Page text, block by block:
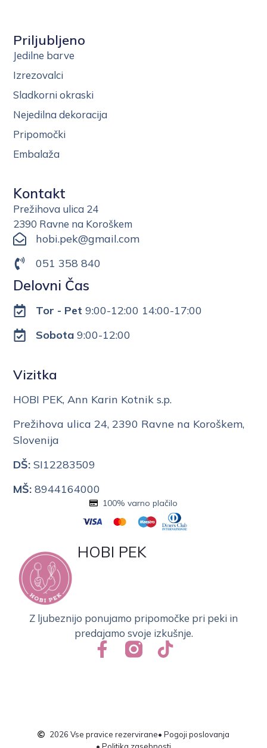
Priljubljeno
Jedilne barve
Izrezovalci
Sladkorni okraski
Nejedilna dekoracija
Pripomočki
Embalaža
Kontakt
Prežihova ulica 24
2390 Ravne na Koroškem
hobi.pek@gmail.com
051 358 840
Delovni Čas
Tor - Pet 9:00-12:00 14:00-17:00
Sobota9:00-12:00
Vizitka
HOBI PEK, Ann Karin Kotnik s.p.
Prežihova ulica 24, 2390 Ravne na Koroškem,
Slovenija
DŠ: SI12283509
MŠ: 8944164000
HOBI PEK
Z ljubeznijo ponujamo pripomočke pri peki in
predajamo svoje izkušnje.
100% varno plačilo
2026 Vse pravice rezervirane• Pogoji poslovanja
• Politika zasebnosti